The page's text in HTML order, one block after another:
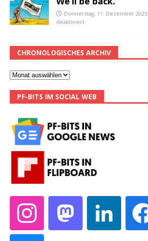
Donnerstag, 11. Dezember 2025
deaktiviert
CHRONOLOGISCHES ARCHIV
PF-BITS IM SOCIAL WEB